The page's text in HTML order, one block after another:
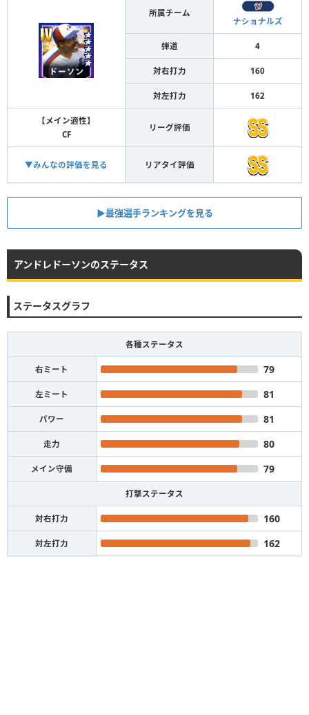
所属チーム
ナショナルズ
弾道 4
対右打力 160
対左打力 162
【メイン適性】
CF
リーグ評価
▼みんなの評価を見る リアタイ評価
▶︎最強選手ランキングを見る
アンドレドーソンのステータス
ステータスグラフ
各種ステータス
右ミート 79
左ミート 81
パワー 81
走力 80
メイン守備 79
打撃ステータス
対右打力 160
対左打力 162